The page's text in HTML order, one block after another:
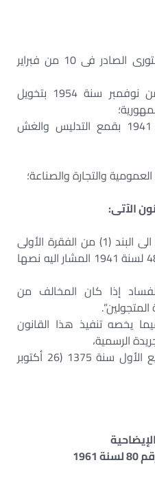
بعد الاطلاع على الإعلان الدستورى الصادر فى 10 من فبراير
وعلى القرار الصادر فى 17 من نوفمبر سنة 1954 بتخويل
وعلى القانون رقم 48 لسنة 1941 بقمع التدليس والغش
والتجارة والصناعة؛
الآتى:
تضاف فقرة جديدة الى البند (1) من الفقرة الأولى
من المادة 2 من القانون رقم 48 لسنة 1941 المشار اليه نصها
إذا كان المخالف من
يخصه تنفيذ هذا القانون
الرسمية،
صدر بديوان الرياسة فى 10 ربيع الأول سنة 1375 (26 أكتوبر